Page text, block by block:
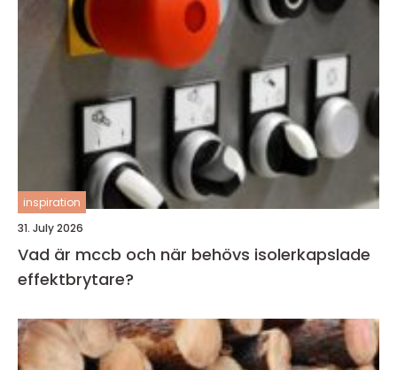
inspiration
31. July 2026
Vad är mccb och när behövs isolerkapslade
effektbrytare?